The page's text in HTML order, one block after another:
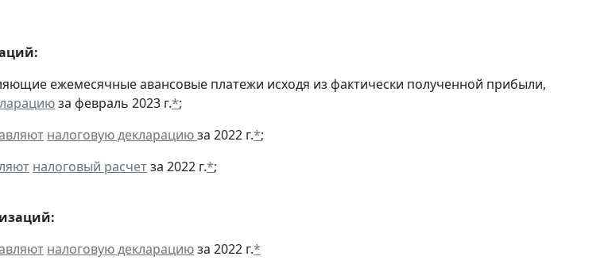
ежемесячные авансовые платежи исходя из фактически полученной прибыли,
за февраль 2023 г.*;
налоговую декларациюза 2022 г.*;
налоговый расчетза 2022 г.*;
налоговую декларациюза 2022 г.*